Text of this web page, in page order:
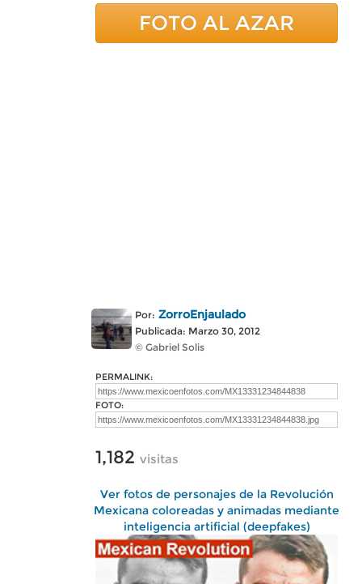
FOTO AL AZAR
Por: ZorroEnjaulado
Publicada: Marzo 30, 2012
© Gabriel Solis
PERMALINK:
FOTO:
1,182 visitas
Ver fotos de personajes de la Revolución
Mexicana coloreadas y animadas mediante
inteligencia artificial (deepfakes)